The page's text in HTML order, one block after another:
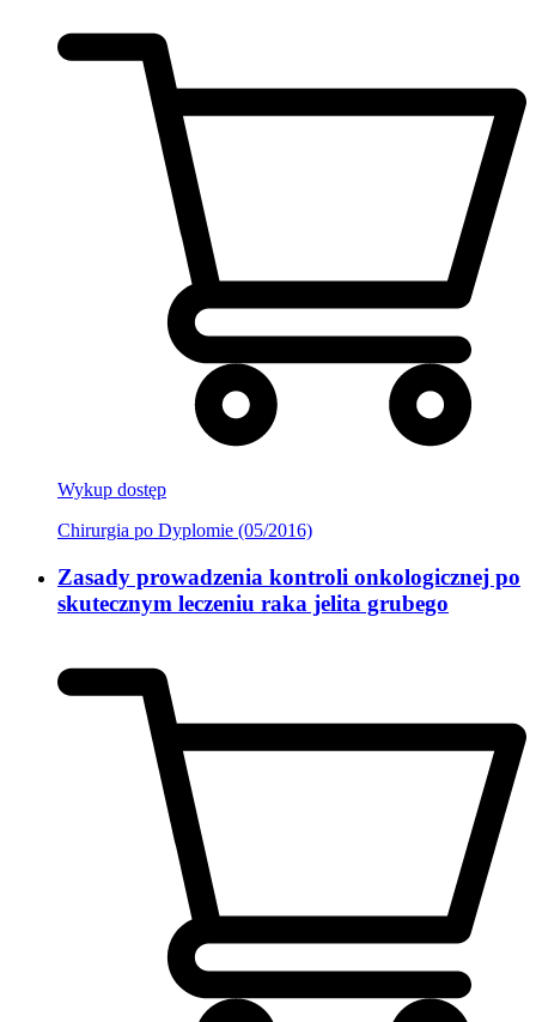
Wykup dostęp
Chirurgia po Dyplomie (05/2016)
Zasady prowadzenia kontroli onkologicznej po
skutecznym leczeniu raka jelita grubego